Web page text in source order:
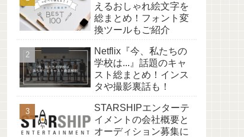
えるおしゃれ絵文字を
総まとめ！フォント変
換ツールもご紹介
Netflix『今、私たちの
学校は...』話題のキャ
スト総まとめ！インス
タや撮影裏話も！
STARSHIPエンターテ
イメントの会社概要と
オーディション募集に